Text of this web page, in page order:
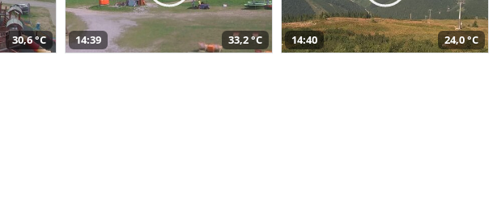
30,6 °C 14:39 33,2 °C 14:40 24,0 °C